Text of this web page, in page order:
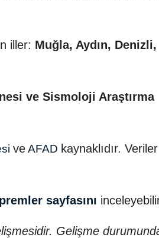
iller: Muğla, Aydın, Denizli,
ve Sismoloji Araştırma
veAFAD kaynaklıdır. Veriler
sayfasını
Gelişme